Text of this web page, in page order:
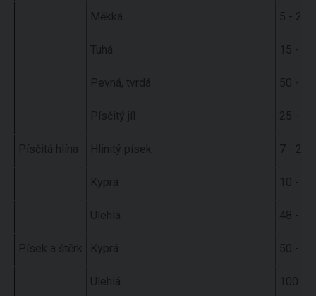
Měkká 5 - 25
Tuhá 15 - 50
Pevná, tvrdá 50 -
Písčitý jíl 25 -
Písčitá hlína Hlinitý písek 7 - 21
Kyprá 10 - 24
Ulehlá 48 - 80
Písek a štěrk Kyprá 50 -
Ulehlá 100 -